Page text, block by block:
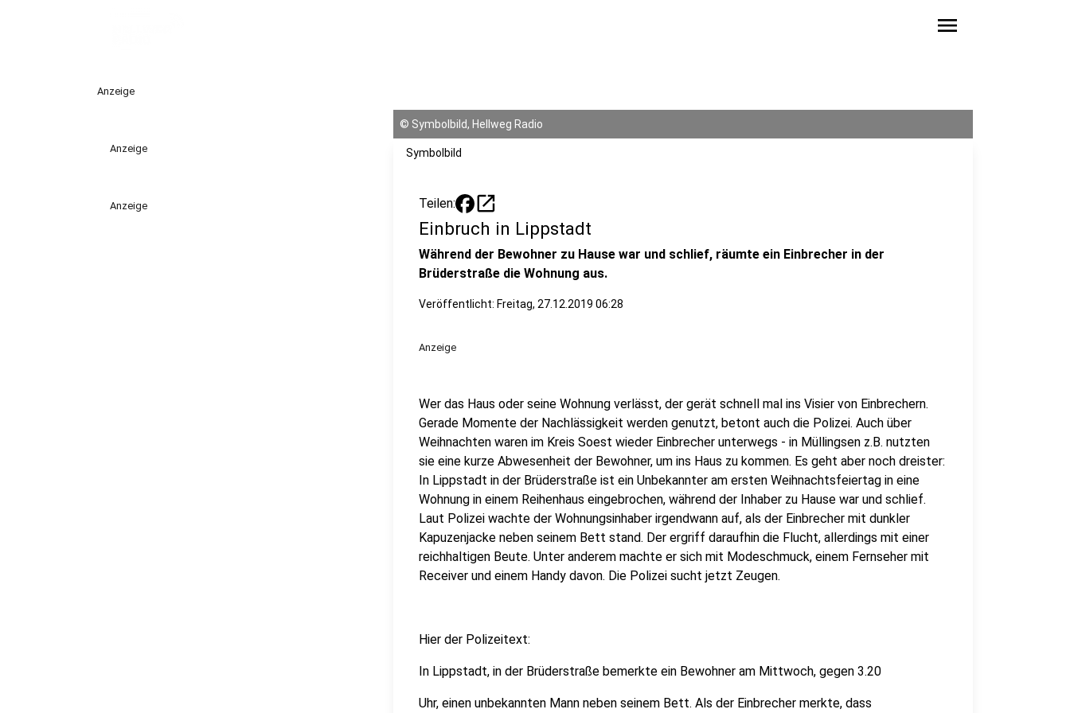
menu
Anzeige
Anzeige
Anzeige
© Symbolbild, Hellweg Radio
Symbolbild
Teilen: open_in_new
Einbruch in Lippstadt
Während der Bewohner zu Hause war und schlief, räumte ein Einbrecher in der
Brüderstraße die Wohnung aus.
Veröffentlicht: Freitag, 27.12.2019 06:28
Anzeige
Wer das Haus oder seine Wohnung verlässt, der gerät schnell mal ins Visier von Einbrechern.
Gerade Momente der Nachlässigkeit werden genutzt, betont auch die Polizei. Auch über
Weihnachten waren im Kreis Soest wieder Einbrecher unterwegs - in Müllingsen z.B. nutzten
sie eine kurze Abwesenheit der Bewohner, um ins Haus zu kommen. Es geht aber noch dreister:
In Lippstadt in der Brüderstraße ist ein Unbekannter am ersten Weihnachtsfeiertag in eine
Wohnung in einem Reihenhaus eingebrochen, während der Inhaber zu Hause war und schlief.
Laut Polizei wachte der Wohnungsinhaber irgendwann auf, als der Einbrecher mit dunkler
Kapuzenjacke neben seinem Bett stand. Der ergriff daraufhin die Flucht, allerdings mit einer
reichhaltigen Beute. Unter anderem machte er sich mit Modeschmuck, einem Fernseher mit
Receiver und einem Handy davon. Die Polizei sucht jetzt Zeugen.
Hier der Polizeitext:
In Lippstadt, in der Brüderstraße bemerkte ein Bewohner am Mittwoch, gegen 3.20
Uhr, einen unbekannten Mann neben seinem Bett. Als der Einbrecher merkte, dass